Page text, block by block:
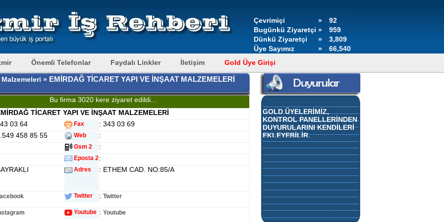
Çevrimiçi »
92
Bugünkü Ziyaretçi »
959
Dünkü Ziyaretçi
»
3,809
Üye Sayımız
»
66,540
Önemli Telefonlar Faydalı Linkler İletişim Gold Üye Girişi
» EMİRDAĞ TİCARET YAPI VE İNŞAAT MALZEMELERİ
Bu firma 3020 kere ziyaret edildi...
TİCARET YAPI VE İNŞAAT MALZEMELERİ
03 64
Fax
: 343 03 69
458 85 55
Web :
Gsm 2 :
Eposta 2:
Adres : ETHEM CAD. NO:85/A
Twitter : Twitter
Youtube : Youtube
KONTROL PANELLERİNDEN
DUYURULARINI KENDİLERİ
EKLEYEBİLİR.